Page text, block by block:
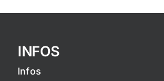
INFOS
Infos